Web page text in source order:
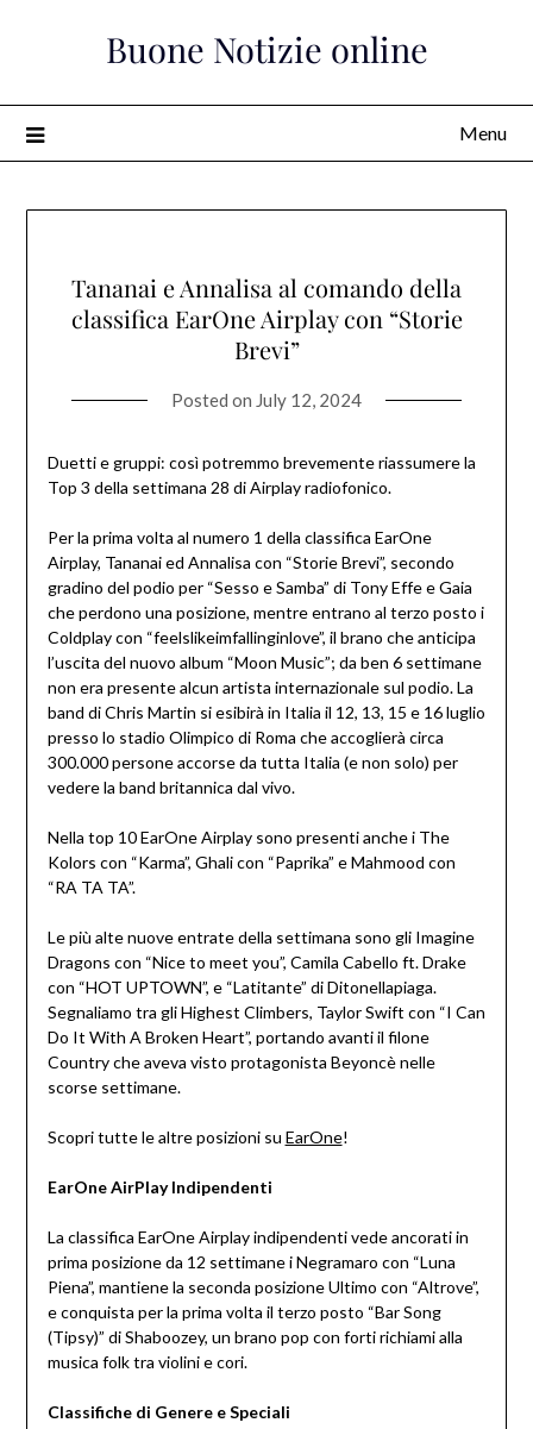
Buone Notizie online
Menu
Tananai e Annalisa al comando della
classifica EarOne Airplay con “Storie
Brevi”
Posted on July 12, 2024
Duetti e gruppi: così potremmo brevemente riassumere la
Top 3 della settimana 28 di Airplay radiofonico.
Per la prima volta al numero 1 della classifica EarOne
Airplay, Tananai ed Annalisa con “Storie Brevi”, secondo
gradino del podio per “Sesso e Samba” di Tony Effe e Gaia
che perdono una posizione, mentre entrano al terzo posto i
Coldplay con “feelslikeimfallinginlove”, il brano che anticipa
l’uscita del nuovo album “Moon Music”; da ben 6 settimane
non era presente alcun artista internazionale sul podio. La
band di Chris Martin si esibirà in Italia il 12, 13, 15 e 16 luglio
presso lo stadio Olimpico di Roma che accoglierà circa
300.000 persone accorse da tutta Italia (e non solo) per
vedere la band britannica dal vivo.
Nella top 10 EarOne Airplay sono presenti anche i The
Kolors con “Karma”, Ghali con “Paprika” e Mahmood con
“RA TA TA”.
Le più alte nuove entrate della settimana sono gli Imagine
Dragons con “Nice to meet you”, Camila Cabello ft. Drake
con “HOT UPTOWN”, e “Latitante” di Ditonellapiaga.
Segnaliamo tra gli Highest Climbers, Taylor Swift con “I Can
Do It With A Broken Heart”, portando avanti il filone
Country che aveva visto protagonista Beyoncè nelle
scorse settimane.
Scopri tutte le altre posizioni su EarOne!
EarOne AirPlay Indipendenti
La classifica EarOne Airplay indipendenti vede ancorati in
prima posizione da 12 settimane i Negramaro con “Luna
Piena”, mantiene la seconda posizione Ultimo con “Altrove”,
e conquista per la prima volta il terzo posto “Bar Song
(Tipsy)” di Shaboozey, un brano pop con forti richiami alla
musica folk tra violini e cori.
Classifiche di Genere e Speciali